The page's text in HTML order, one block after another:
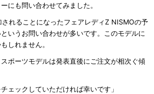
にも問い合わせてみました。
されることになったフェアレディZ NISMOの予
いうお問い合わせが多いです。このモデルに
しれません。
ポーツモデルは発表直後にご注文が相次ぐ傾
ェックしていただければ幸いです」